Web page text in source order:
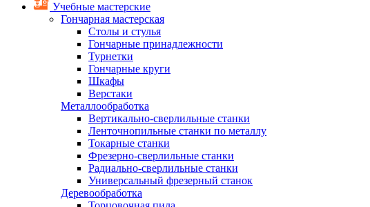
Учебные мастерские
Гончарная мастерская
Столы и стулья
Гончарные принадлежности
Турнетки
Гончарные круги
Шкафы
Верстаки
Металлообработка
Вертикально-сверлильные станки
Ленточнопильные станки по металлу
Токарные станки
Фрезерно-сверлильные станки
Радиально-сверлильные станки
Универсальный фрезерный станок
Деревообработка